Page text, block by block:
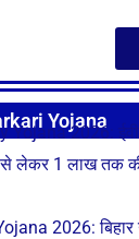
Yojana
Yojana 2026:
लेकर 1 लाख तक
2026: बिहार